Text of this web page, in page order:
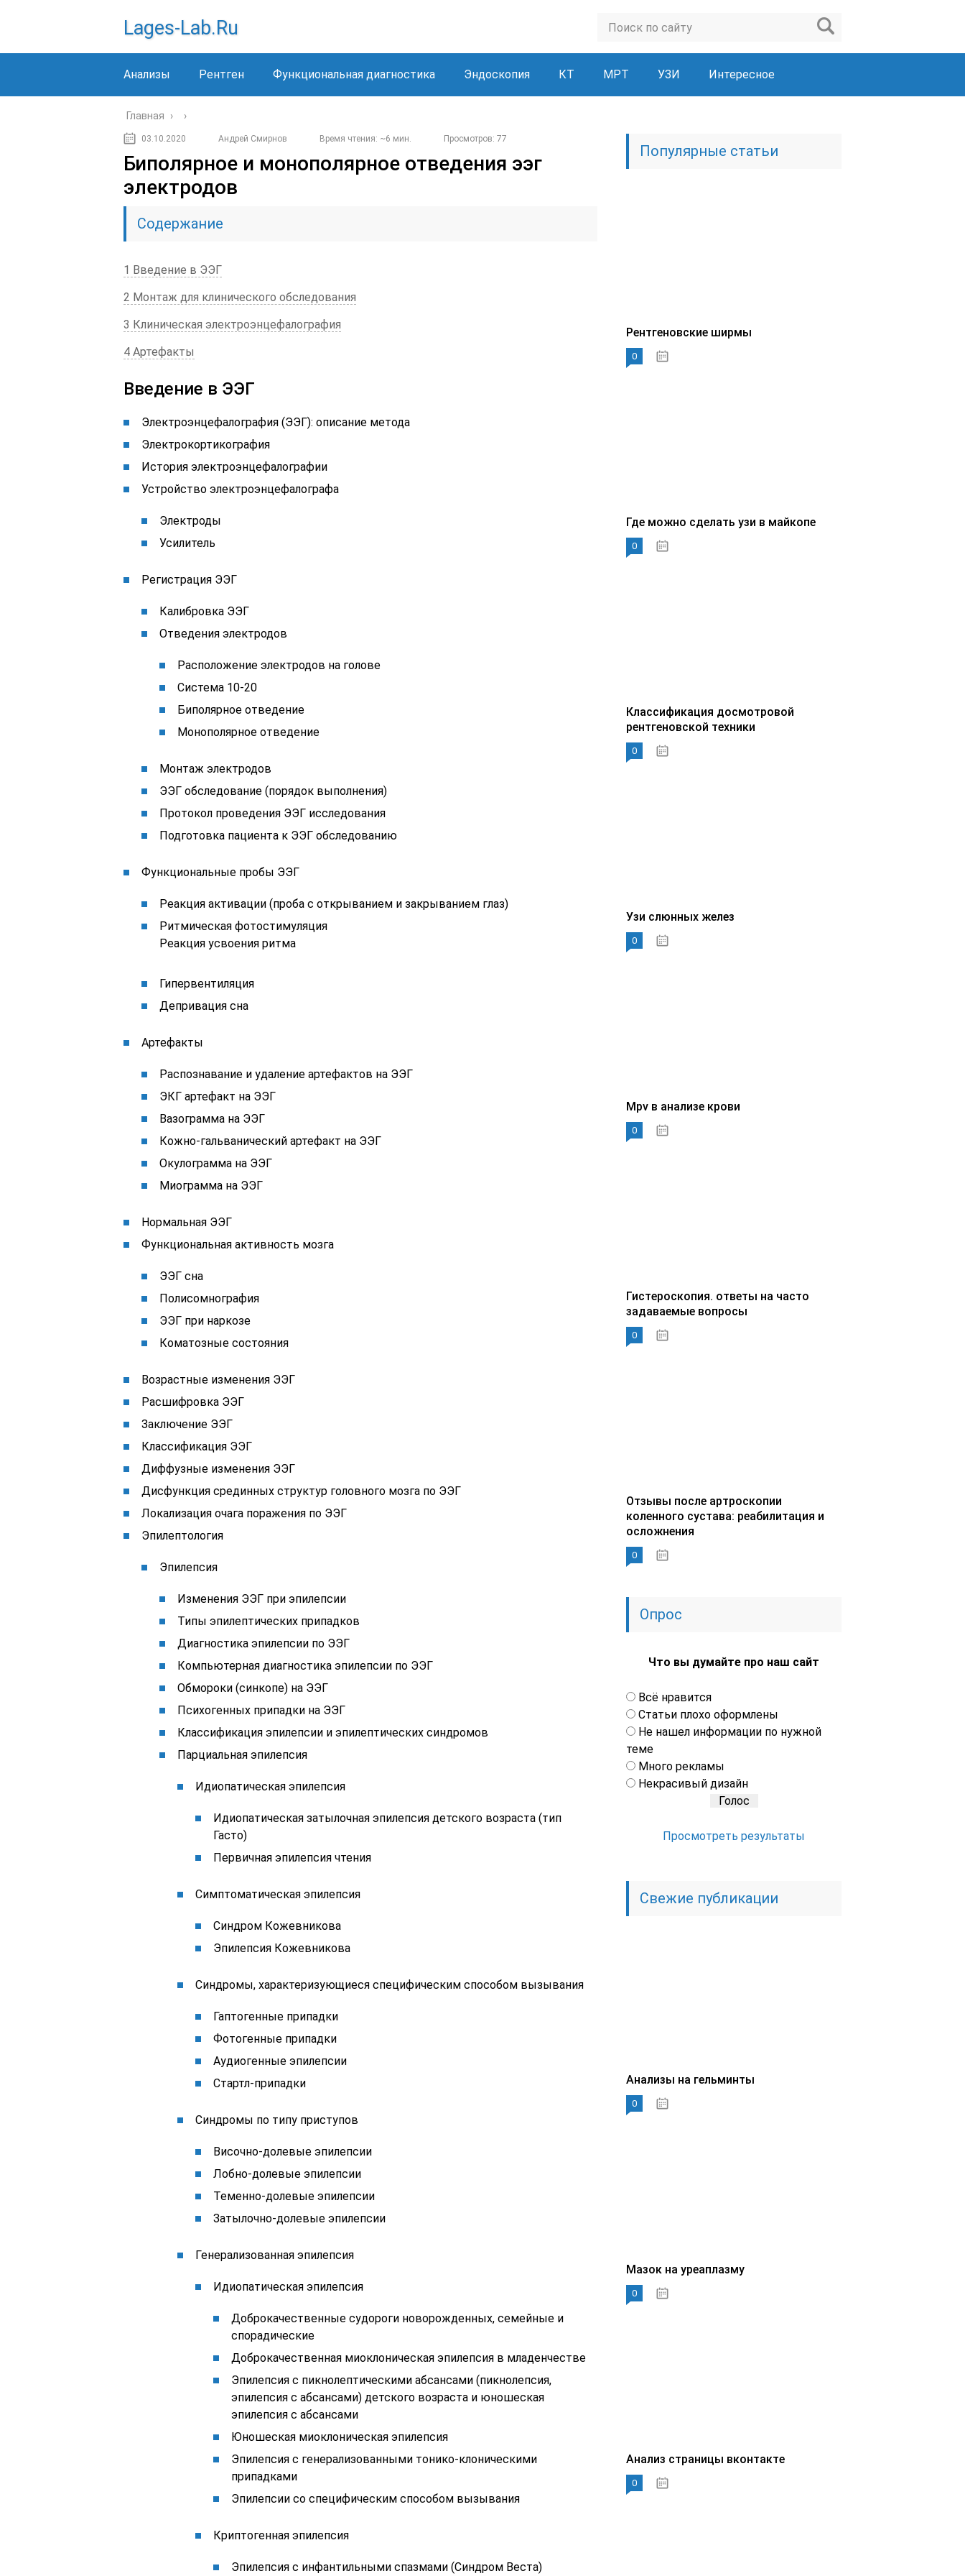
Lages-Lab.ru
Анализы Рентген Функциональная диагностика Эндоскопия КТ МРТ УЗИ Интересное
Главная › ›
03.10.2020 Андрей Смирнов Время чтения: ~6 мин. Просмотров: 77
Биполярное и монополярное отведения ээг
электродов
Содержание
1 Введение в ЭЭГ
2 Монтаж для клинического обследования
3 Клиническая электроэнцефалография
4 Артефакты
Введение в ЭЭГ
Электроэнцефалография (ЭЭГ): описание метода
Электрокортикография
История электроэнцефалографии
Устройство электроэнцефалографа
Электроды
Усилитель
Регистрация ЭЭГ
Калибровка ЭЭГ
Отведения электродов
Расположение электродов на голове
Система 10-20
Биполярное отведение
Монополярное отведение
Монтаж электродов
ЭЭГ обследование (порядок выполнения)
Протокол проведения ЭЭГ исследования
Подготовка пациента к ЭЭГ обследованию
Функциональные пробы ЭЭГ
Реакция активации (проба с открыванием и закрыванием глаз)
Ритмическая фотостимуляция
Реакция усвоения ритма
Гипервентиляция
Депривация сна
Артефакты
Распознавание и удаление артефактов на ЭЭГ
ЭКГ артефакт на ЭЭГ
Вазограмма на ЭЭГ
Кожно-гальванический артефакт на ЭЭГ
Окулограмма на ЭЭГ
Миограмма на ЭЭГ
Нормальная ЭЭГ
Функциональная активность мозга
ЭЭГ сна
Полисомнография
ЭЭГ при наркозе
Коматозные состояния
Возрастные изменения ЭЭГ
Расшифровка ЭЭГ
Заключение ЭЭГ
Классификация ЭЭГ
Диффузные изменения ЭЭГ
Дисфункция срединных структур головного мозга по ЭЭГ
Локализация очага поражения по ЭЭГ
Эпилептология
Эпилепсия
Изменения ЭЭГ при эпилепсии
Типы эпилептических припадков
Диагностика эпилепсии по ЭЭГ
Компьютерная диагностика эпилепсии по ЭЭГ
Обмороки (синкопе) на ЭЭГ
Психогенных припадки на ЭЭГ
Классификация эпилепсии и эпилептических синдромов
Парциальная эпилепсия
Идиопатическая эпилепсия
Идиопатическая затылочная эпилепсия детского возраста (тип
Гасто)
Первичная эпилепсия чтения
Симптоматическая эпилепсия
Синдром Кожевникова
Эпилепсия Кожевникова
Синдромы, характеризующиеся специфическим способом вызывания
Гаптогенные припадки
Фотогенные припадки
Аудиогенные эпилепсии
Стартл-припадки
Синдромы по типу приступов
Височно-долевые эпилепсии
Лобно-долевые эпилепсии
Теменно-долевые эпилепсии
Затылочно-долевые эпилепсии
Генерализованная эпилепсия
Идиопатическая эпилепсия
Доброкачественные судороги новорожденных, семейные и
спорадические
Доброкачественная миоклоническая эпилепсия в младенчестве
Эпилепсия с пикнолептическими абсансами (пикнолепсия,
эпилепсия с абсансами) детского возраста и юношеская
эпилепсия с абсансами
Юношеская миоклоническая эпилепсия
Эпилепсия с генерализованными тонико-клоническими
припадками
Эпилепсии со специфическим способом вызывания
Криптогенная эпилепсия
Эпилепсия с инфантильными спазмами (Синдром Веста)
Популярные статьи
Рентгеновские ширмы
0
Где можно сделать узи в майкопе
0
Классификация досмотровой
рентгеновской техники
0
Узи слюнных желез
0
Mpv в анализе крови
0
Гистероскопия. ответы на часто
задаваемые вопросы
0
Отзывы после артроскопии
коленного сустава: реабилитация и
осложнения
0
Опрос
Что вы думайте про наш сайт
Всё нравится
Статьи плохо оформлены
Не нашел информации по нужной
теме
Много рекламы
Некрасивый дизайн
Просмотреть результаты
Свежие публикации
Анализы на гельминты
0
Мазок на уреаплазму
0
Анализ страницы вконтакте
0